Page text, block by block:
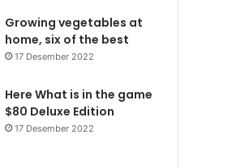
Growing vegetables at
home, six of the best
17 Desember 2022
Here What is in the game
$80 Deluxe Edition
17 Desember 2022